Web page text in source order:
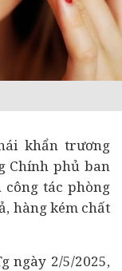
khẩn trương
Chính phủ ban
công tác phòng
hàng kém chất
ngày 2/5/2025,